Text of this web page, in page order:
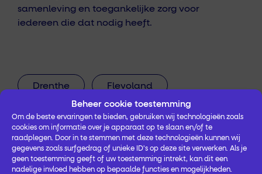
Beheer cookie toestemming
Om de beste ervaringen te bieden, gebruiken wij technologieën zoals
cookies om informatie over je apparaat op te slaan en/of te
raadplegen. Door in te stemmen met deze technologieën kunnen wij
gegevens zoals surfgedrag of unieke ID's op deze site verwerken. Als je
geen toestemming geeft of uw toestemming intrekt, kan dit een
nadelige invloed hebben op bepaalde functies en mogelijkheden.
samenleving en toegankelijke zorg voor
iedereen die dat nodig heeft.
Drenthe Flevoland
Kennisbank